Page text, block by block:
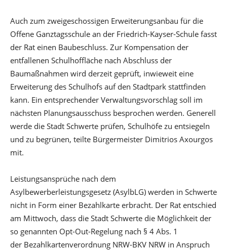
Auch zum zweigeschossigen Erweiterungsanbau für die
Offene Ganztagsschule an der Friedrich-Kayser-Schule fasst
der Rat einen Baubeschluss. Zur Kompensation der
entfallenen Schulhoffläche nach Abschluss der
Baumaßnahmen wird derzeit geprüft, inwieweit eine
Erweiterung des Schulhofs auf den Stadtpark stattfinden
kann. Ein entsprechender Verwaltungsvorschlag soll im
nächsten Planungsausschuss besprochen werden. Generell
werde die Stadt Schwerte prüfen, Schulhöfe zu entsiegeln
und zu begrünen, teilte Bürgermeister Dimitrios Axourgos
mit.
Leistungsansprüche nach dem
Asylbewerberleistungsgesetz (AsylbLG) werden in Schwerte
nicht in Form einer Bezahlkarte erbracht. Der Rat entschied
am Mittwoch, dass die Stadt Schwerte die Möglichkeit der
so genannten Opt-Out-Regelung nach § 4 Abs. 1
der Bezahlkartenverordnung NRW-BKV NRW in Anspruch